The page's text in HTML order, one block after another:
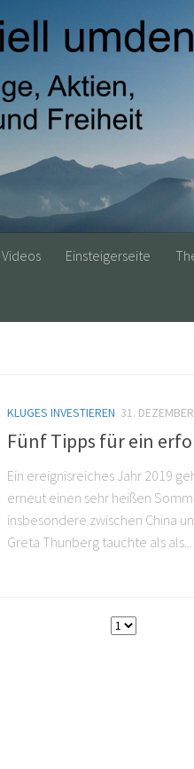
Videos Einsteigerseite
KLUGES INVESTIEREN 31.
Fünf Tipps für ein
Ein ereignisreiches Jahr 2019
erneut einen sehr heißen
insbesondere zwischen China
Greta Thunberg tauchte als als...